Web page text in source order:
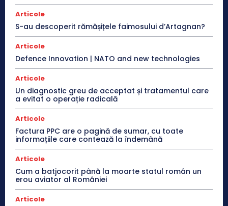
Articole
S-au descoperit rămășițele faimosului d’Artagnan?
Articole
Defence Innovation | NATO and new technologies
Articole
Un diagnostic greu de acceptat și tratamentul care
a evitat o operație radicală
Articole
Factura PPC are o pagină de sumar, cu toate
informațiile care contează la îndemână
Articole
Cum a batjocorit până la moarte statul român un
erou aviator al României
Articole